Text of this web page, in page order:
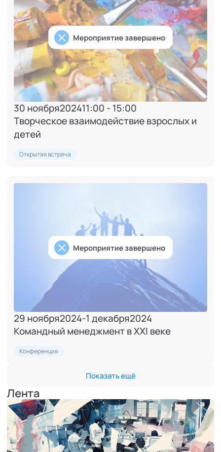
Проведение командных сессий
WHOOSH(сервис аренды) - проведение управленческой
стратегической сессии
Иннотех(ИТ) - стратегическая сессия (80+ человек)
Ингосстрах(страхование) - проведение командной
ретроспективы
ICore - участие в ассесменте сотрудников
DUGA(маркетинг) - проведение сессий ясности в
партнерском взаимодействии
Мероприятие завершено
30 ноября202411:00 - 15:00
Творческое взаимодействие взрослых и
детей
Открытая встреча
Мероприятие завершено
29 ноября2024-1 декабря2024
Командный менеджмент в XXI веке
Конференция
Показать ещё
Лента